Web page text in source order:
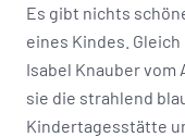
Es gibt nichts
eines Kindes.
Isabel Knauber vom
sie die strahlend
Kindertagesstätte